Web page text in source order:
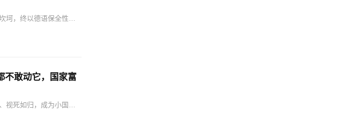
坷，终以德语保全性
不敢动它，国家富
视死如归，成为小国立